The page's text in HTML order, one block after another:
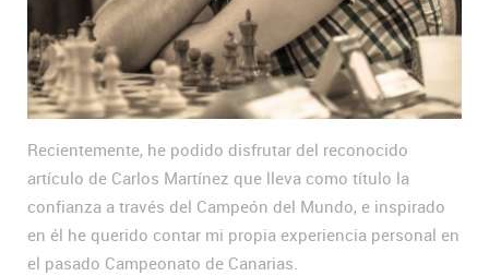
Recientemente, he podido disfrutar del reconocido
artículo de Carlos Martínez que lleva como título la
confianza a través del Campeón del Mundo, e inspirado
en él he querido contar mi propia experiencia personal en
el pasado Campeonato de Canarias.